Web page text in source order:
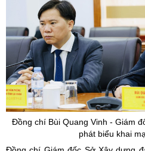
Đồng chí Bùi Quang Vinh - Giám
phát biểu khai